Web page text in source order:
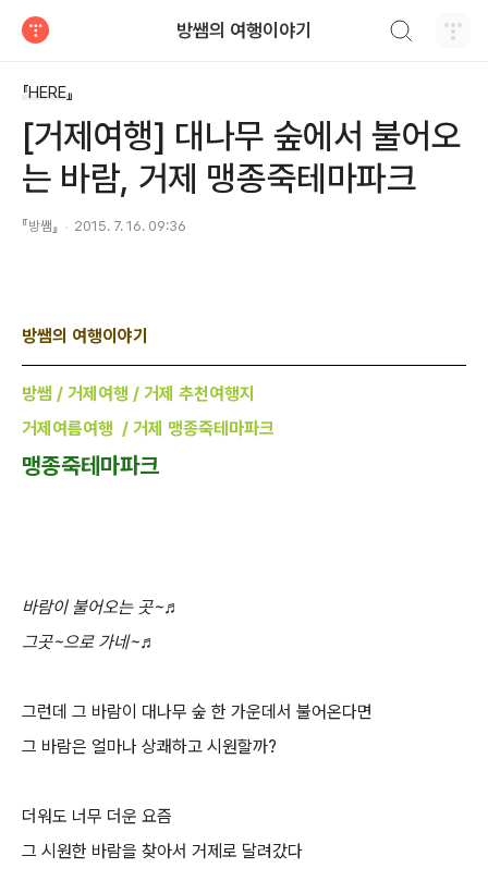
방쌤의 여행이야기
『HERE』
[거제여행] 대나무 숲에서 불어오
는 바람, 거제 맹종죽테마파크
『방쌤』 2015. 7. 16. 09:36
방쌤의 여행이야기
방쌤 / 거제여행 / 거제 추천여행지
거제여름여행 / 거제 맹종죽테마파크
맹종죽테마파크
바람이 불어오는 곳~♬
그곳~으로 가네~♬
그런데 그 바람이 대나무 숲 한 가운데서 불어온다면
그 바람은 얼마나 상쾌하고 시원할까?
더워도 너무 더운 요즘
그 시원한 바람을 찾아서 거제로 달려갔다